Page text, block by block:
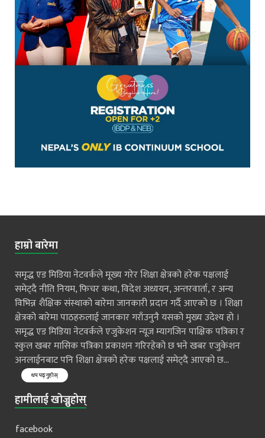
हाम्रो बारेमा
समृद्ध एड मिडिया नेटवर्कले मूख्य गरेर शिक्षा क्षेत्रको हरेक पक्षलाई
समेट्दै नीति नियम, फिचर कथा, विदेश अध्ययन, अन्तरवार्ता, र अन्य
विभिन्न शैक्षिक संस्थाको बारेमा जानकारी प्रदान गर्दै आएको छ । शिक्षा
क्षेत्रको बारेमा पाठहरुलाई जानकार गराँउनुनै यसको मुख्य उदेश्य हो ।
समृद्ध एड मिडिया नेटवर्कले एजुकेशन न्यूज म्यागजिन पाक्षिक पत्रिका र
स्कुल खबर मासिक पत्रिका प्रकाशन गरिरहेको छ भने खबर एजुकेशन
अनलाईनबाट पनि शिक्षा क्षेत्रको हरेक पक्षलाई समेट्दै आएको छ...
थप पढ्नुहोस्
हामीलाई खोज्नुहोस्
facebook